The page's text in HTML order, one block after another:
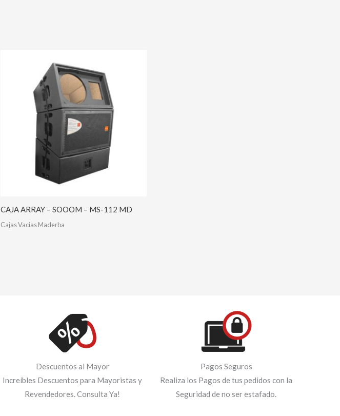
CAJA ARRAY – SOOOM – MS-112 MD
Cajas Vacias Maderba
Descuentos al Mayor
Increíbles Descuentos para Mayoristas y
Revendedores. Consulta Ya!
Pagos Seguros
Realiza los Pagos de tus pedidos con la
Seguridad de no ser estafado.